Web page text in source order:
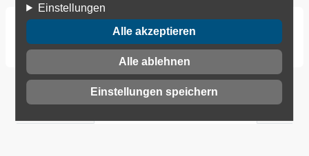
Einstellungen
Alle akzeptieren
Alle ablehnen
Einstellungen speichern
Startseite
Benutzerkonto
Neues Passwort anfordern
Haupt-
Neues Passwort anfordern
(aktiver
Reiter)